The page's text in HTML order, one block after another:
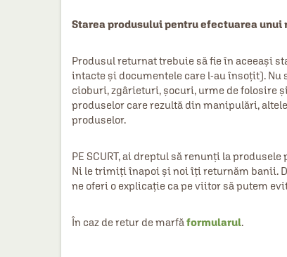
Starea produsului pentru efectuarea unui
Produsul returnat trebuie să fie în aceeași
intacte și documentele care l-au însoțit).
cioburi, zgârieturi, șocuri, urme de folosire
produselor care rezultă din manipulări,
produselor.
PE SCURT, ai dreptul să renunţi la
Ni le trimiţi înapoi şi noi îţi returnăm banii.
ne oferi o explicaţie ca pe viitor să putem
În caz de retur de marfăformularul.